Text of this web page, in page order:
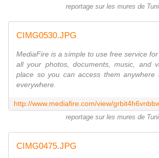
reportage sur les mures de
CIMG0530.JPG
MediaFire is a simple to use free service
all your photos, documents, music, and
place so you can access them anywhere
everywhere.
reportage sur les mures de
CIMG0475.JPG